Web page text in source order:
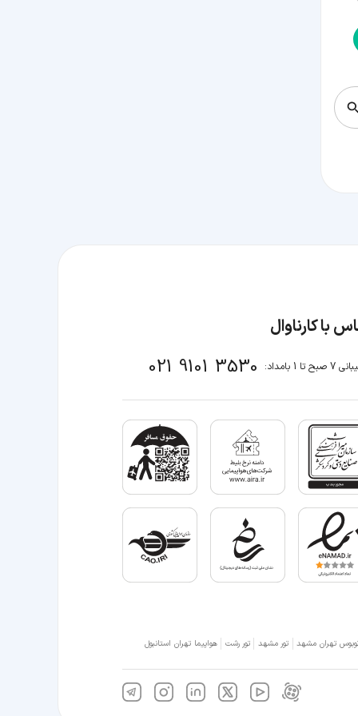
با کارناوال
تا 1 بامداد: 021 9101 3530
تهران مشهد تور مشهد تور رشت هواپیما تهران استانبول